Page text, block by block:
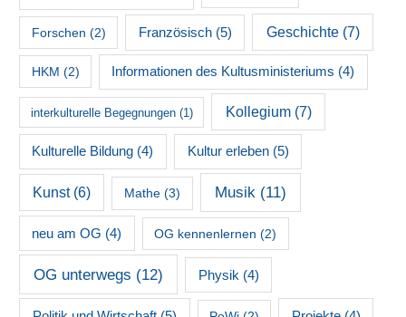
Forschen (2) Französisch(5) Geschichte(7)
HKM (2) Informationen des Kultusministeriums (4)
interkulturelle Begegnungen(1) Kollegium(7)
Kulturelle Bildung (4) Kultur erleben(5)
Kunst(6) Mathe (3) Musik (11)
neu am OG (4) OG kennenlernen (2)
OG unterwegs (12) Physik (4)